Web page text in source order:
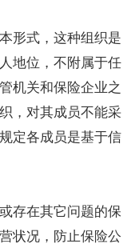
式，这种组织是
地位，不附属于任
机关和保险企业之
，对其成员不能采
定各成员是基于信
在其它问题的保
状况，防止保险公